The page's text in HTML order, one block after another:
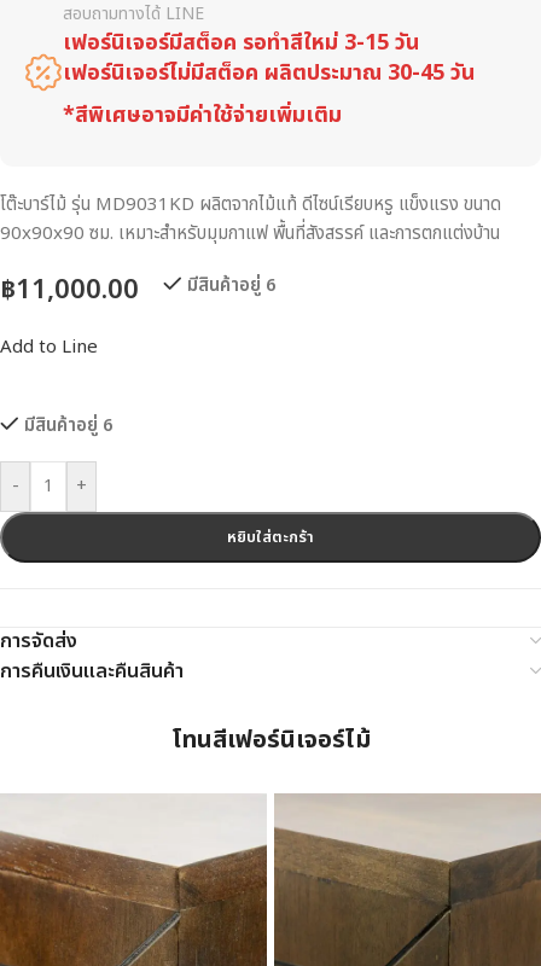
สอบถามทางได้ LINE
เฟอร์นิเจอร์มีสต็อค รอทำสีใหม่ 3-15 วัน
เฟอร์นิเจอร์ไม่มีสต็อค ผลิตประมาณ 30-45 วัน
*สีพิเศษอาจมีค่าใช้จ่ายเพิ่มเติม
โต๊ะบาร์ไม้ รุ่น MD9031KD ผลิตจากไม้แท้ ดีไซน์เรียบหรู แข็งแรง ขนาด
90x90x90 ซม. เหมาะสำหรับมุมกาแฟ พื้นที่สังสรรค์ และการตกแต่งบ้าน
฿11,000.00 มีสินค้าอยู่ 6
Add to Line
มีสินค้าอยู่ 6
- +
หยิบใส่ตะกร้า
การจัดส่ง
การคืนเงินและคืนสินค้า
โทนสีเฟอร์นิเจอร์ไม้